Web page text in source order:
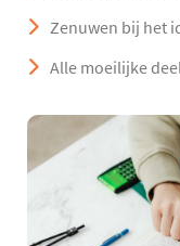
Zenuwen bij het
Alle moeilijke